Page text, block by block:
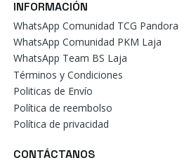
INFORMACIÓN
WhatsApp Comunidad TCG Pandora
WhatsApp Comunidad PKM Laja
WhatsApp Team BS Laja
Términos y Condiciones
Politicas de Envío
Política de reembolso
Política de privacidad
CONTÁCTANOS